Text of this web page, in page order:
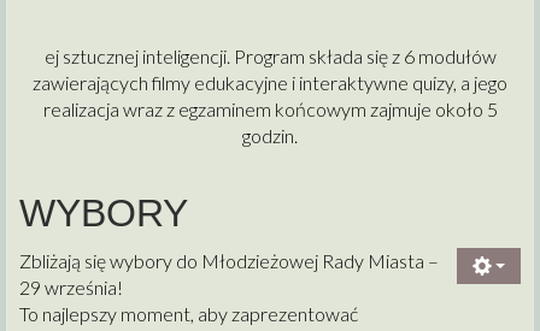
ej sztucznej inteligencji. Program składa się z 6 modułów
zawierających filmy edukacyjne i interaktywne quizy, a jego
realizacja wraz z egzaminem końcowym zajmuje około 5
godzin.
WYBORY
Zbliżają się wybory do Młodzieżowej Rady Miasta –
29 września!
To najlepszy moment, aby zaprezentować